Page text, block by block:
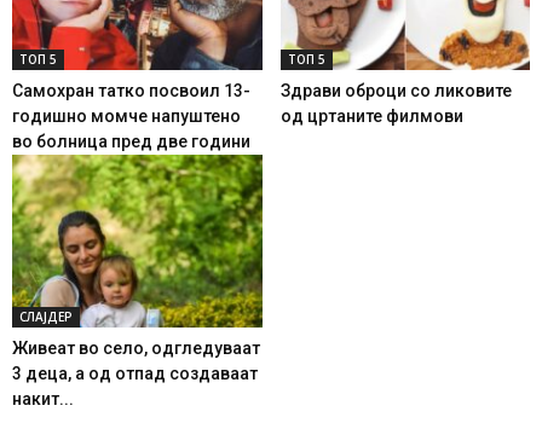
ТОП 5
Самохран татко посвоил 13-
годишно момче напуштено
во болница пред две години
ТОП 5
Здрави оброци со ликовите
од цртаните филмови
СЛАЈДЕР
Живеат во село, одгледуваат
3 деца, а од отпад создаваат
накит...